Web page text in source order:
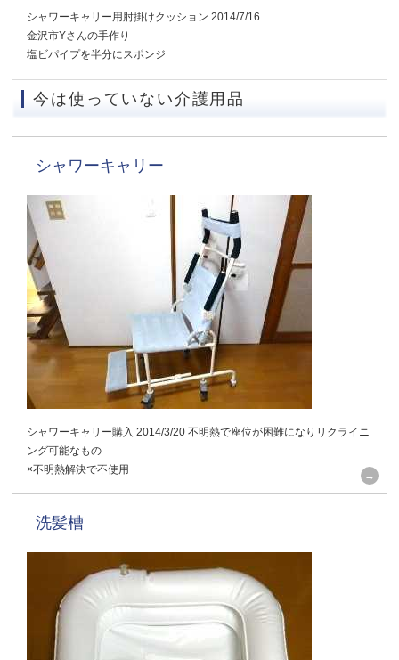
シャワーキャリー用肘掛けクッション 2014/7/16
金沢市Yさんの手作り
塩ビパイプを半分にスポンジ
今は使っていない介護用品
シャワーキャリー
シャワーキャリー購入 2014/3/20 不明熱で座位が困難になりリクライニ
ング可能なもの
×不明熱解決で不使用
洗髪槽